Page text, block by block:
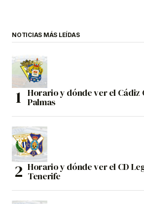
NOTICIAS MÁS LEÍDAS
Horario y dónde ver el Cádiz
Palmas
Horario y dónde ver el CD
Tenerife